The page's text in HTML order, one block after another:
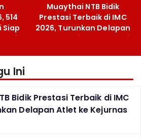
514
Siap
Muaythai NTB Bidik
Prestasi Terbaik di IMC
2026, Turunkan Delapan
Atlet ke Kejurnas Bekasi
Ini
Bidik Prestasi Terbaik di IMC
Delapan Atlet ke Kejurnas